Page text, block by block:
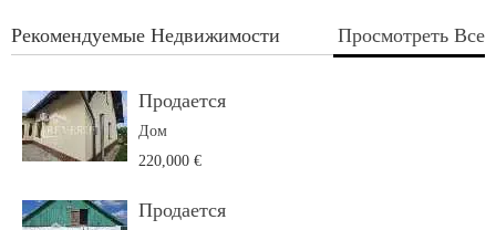
Рекомендуемые Недвижимости Просмотреть Все
Продается
Дом
220,000 €
Продается